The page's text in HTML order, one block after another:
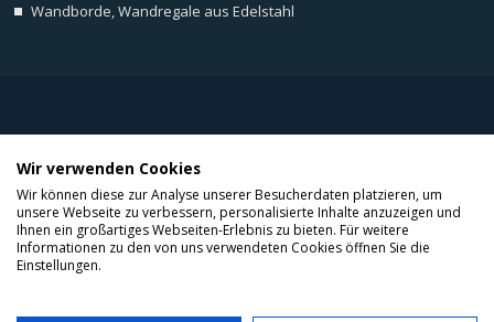
Wandborde, Wandregale aus Edelstahl
Home/F.A.Q/Allgemeine Geschäftsbedingungen/Impressum/
Cookie Hinweis/
Copyrights © 2026 Alle rechte vorbehalten LioninoxGmbH.
< !-- Global site tag (gtag.js) - Google Analytics -->
Wir verwenden Cookies
Wir können diese zur Analyse unserer Besucherdaten platzieren, um
unsere Webseite zu verbessern, personalisierte Inhalte anzuzeigen und
Ihnen ein großartiges Webseiten-Erlebnis zu bieten. Für weitere
Informationen zu den von uns verwendeten Cookies öffnen Sie die
Einstellungen.